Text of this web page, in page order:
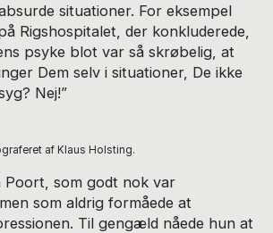
situationer. For eksempel
Rigshospitalet, der konkluderede,
psyke blot var så skrøbelig, at
Dem selv i situationer, De ikke
Nej!”
af Klaus Holsting.
Poort, som godt nok var
som aldrig formåede at
Til gengæld nåede hun at